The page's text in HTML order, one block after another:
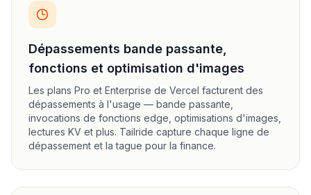
Dépassements bande passante,
fonctions et optimisation d'images
Les plans Pro et Enterprise de Vercel facturent des
dépassements à l'usage — bande passante,
invocations de fonctions edge, optimisations d'images,
lectures KV et plus. Tailride capture chaque ligne de
dépassement et la tague pour la finance.